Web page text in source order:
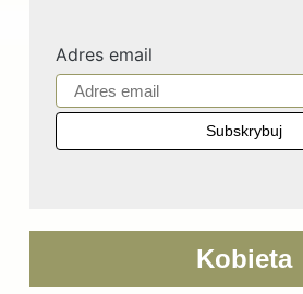
Adres email
Kobieta